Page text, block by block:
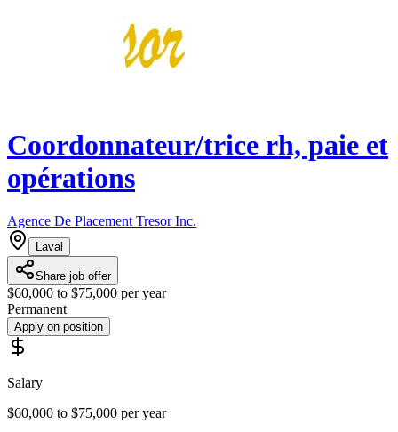
Coordonnateur/trice rh, paie et
opérations
Agence De Placement Tresor Inc.
Laval
Share job offer
$60,000 to $75,000 per year
Permanent
Apply on position
Salary
$60,000 to $75,000 per year